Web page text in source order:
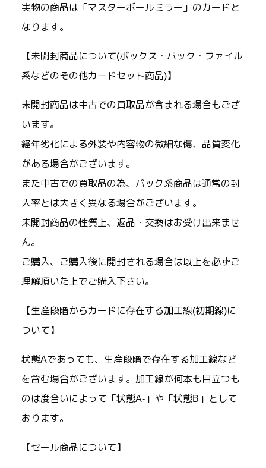
実物の商品は「マスターボールミラー」のカードと
なります。
【未開封商品について(ボックス・パック・ファイル
系などのその他カードセット商品)】
未開封商品は中古での買取品が含まれる場合もござ
います。
経年劣化による外装や内容物の微細な傷、品質変化
がある場合がございます。
また中古での買取品の為、パック系商品は通常の封
入率とは大きく異なる場合がございます。
未開封商品の性質上、返品・交換はお受け出来ませ
ん。
ご購入、ご購入後に開封される場合は以上を必ずご
理解頂いた上でご購入下さい。
【生産段階からカードに存在する加工線(初期線)に
ついて】
状態Aであっても、生産段階で存在する加工線など
を含む場合がございます。加工線が何本も目立つも
のは度合いによって「状態A-」や「状態B」として
おります。
【セール商品について】